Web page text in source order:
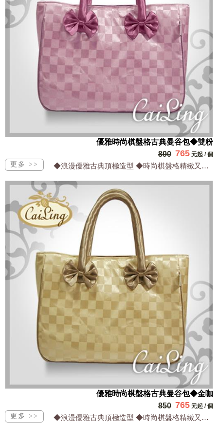
優雅時尚棋盤格古典曼谷包◆雙粉
890 765 元起 /個
◆浪漫優雅古典頂極造型 ◆時尚棋盤格精緻又高雅 ◆防水超輕有內裡最耐用 ◆保證台...
優雅時尚棋盤格古典曼谷包◆金咖
850 765 元起 /個
◆浪漫優雅古典頂極造型 ◆時尚棋盤格精緻又高雅 ◆防水超輕有內裡最耐用 ◆保證台...